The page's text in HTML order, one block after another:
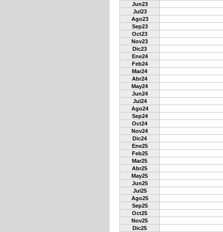
Jun23
Jul23
Ago23
Sep23
Oct23
Nov23
Dic23
Ene24
Feb24
Mar24
Abr24
May24
Jun24
Jul24
Ago24
Sep24
Oct24
Nov24
Dic24
Ene25
Feb25
Mar25
Abr25
May25
Jun25
Jul25
Ago25
Sep25
Oct25
Nov25
Dic25